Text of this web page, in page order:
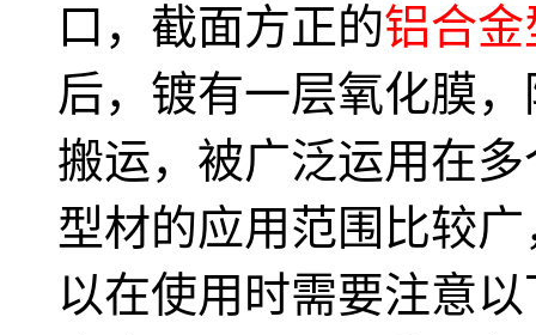
口，截面方正的铝合金
后，镀有一层氧化膜
搬运，被广泛运用在
型材的应用范围比较
以在使用时需要注意